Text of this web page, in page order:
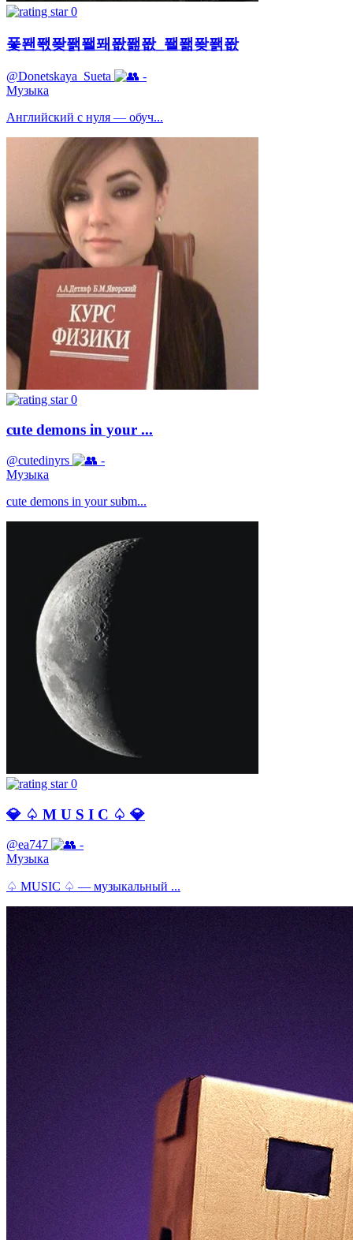
0
퐃퐨퐧퐞퐭퐬퐤퐚퐲퐚_퐬퐮퐞퐭퐚
@Donetskaya_Sueta
-
Музыка
Английский с нуля — обуч...
0
cute demons in your ...
@cutedinyrs
-
Музыка
cute demons in your subm...
0
💎 ♤ M U S I C ♤ 💎
@ea747
-
Музыка
♤ MUSIC ♤ — музыкальный ...